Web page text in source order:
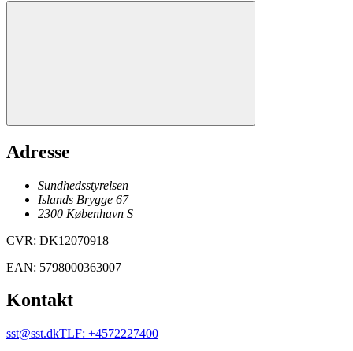
Adresse
Sundhedsstyrelsen
Islands Brygge 67
2300 København S
CVR: DK12070918
EAN: 5798000363007
Kontakt
sst@sst.dkTLF: +4572227400